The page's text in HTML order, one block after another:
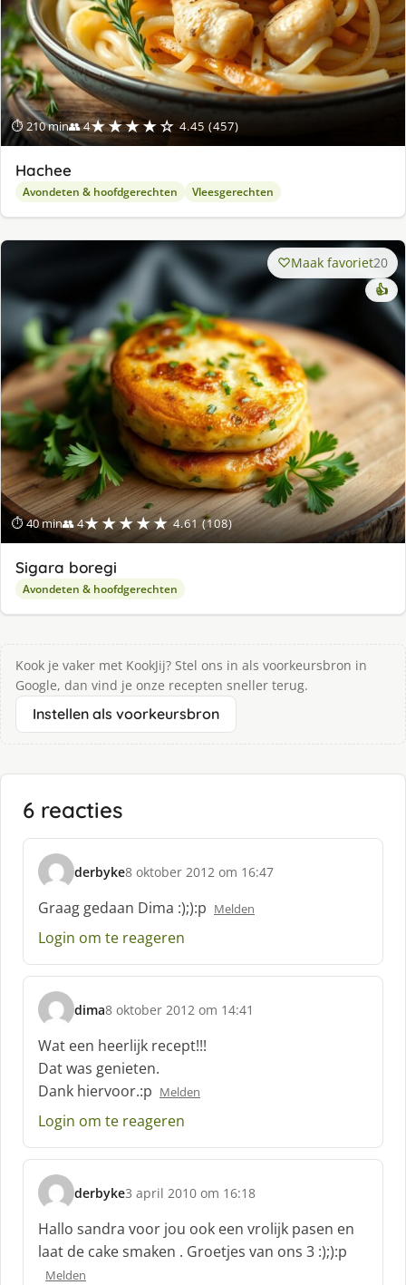
⏱ 210 min👥 4★★★★☆ 4.45 (457)
Hachee
Avondeten & hoofdgerechten Vleesgerechten
⏱ 40 min👥 4★★★★★ 4.61 (108)
Maak favoriet20
👍
Sigara boregi
Avondeten & hoofdgerechten
Kook je vaker met KookJij? Stel ons in als voorkeursbron in
Google, dan vind je onze recepten sneller terug.
Instellen als voorkeursbron
6 reacties
derbyke
s
c
h
r
e
f
:
8 oktober 2012 om 16:47
Graag gedaan Dima :);):p Melden
Login om te reageren
dima
s
c
h
r
e
e
:
8 oktober 2012 om 14:41
Wat een heerlijk recept!!!
Dat was genieten.
Dank hiervoor.:p Melden
Login om te reageren
derbyke
s
c
h
r
3 april 2010 om 16:18
Hallo sandra voor jou ook een vrolijk pasen en
laat de cake smaken . Groetjes van ons 3 :);):p
Melden